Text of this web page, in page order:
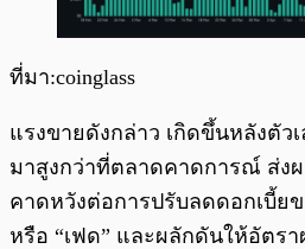
ที่มา:coinglass
แรงขายดังกล่าว เกิดขึ้นหลังตัว
มาสูงกว่าที่ตลาดคาดการณ์ ส่ง
คาดหวังต่อการปรับลดดอกเบี้ย
หรือ “เฟด” และผลักดันให้อัตร